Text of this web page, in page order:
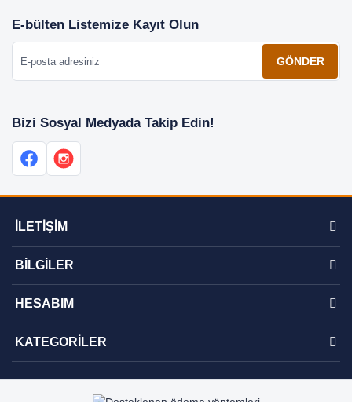
E-bülten Listemize Kayıt Olun
GÖNDER
Bizi Sosyal Medyada Takip Edin!
İLETİŞİM
BİLGİLER
HESABIM
KATEGORİLER